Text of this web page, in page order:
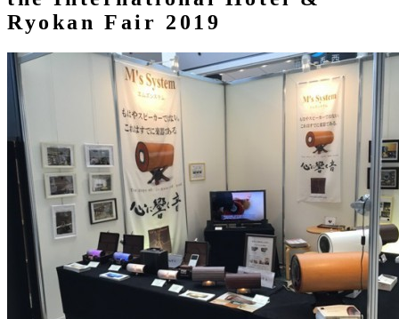
Ryokan Fair 2019